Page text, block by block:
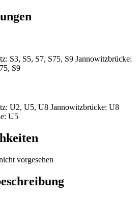
S3, S5, S7, S75, S9 Jannowitzbrücke:
S9
U2, U5, U8 Jannowitzbrücke: U8
U5
vorgesehen